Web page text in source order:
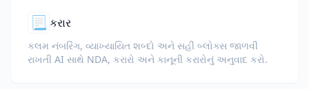
📃 કરાર
કલમ નંબરિંગ, વ્યાખ્યાયિત શબ્દો અને સહી બ્લોક્સ જાળવી
રાખતી AI સાથે NDA, કરારો અને કાનૂની કરારોનું અનુવાદ કરો.